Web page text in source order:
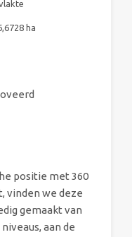
ha
positie met 360
vinden we deze
gemaakt van
aan de